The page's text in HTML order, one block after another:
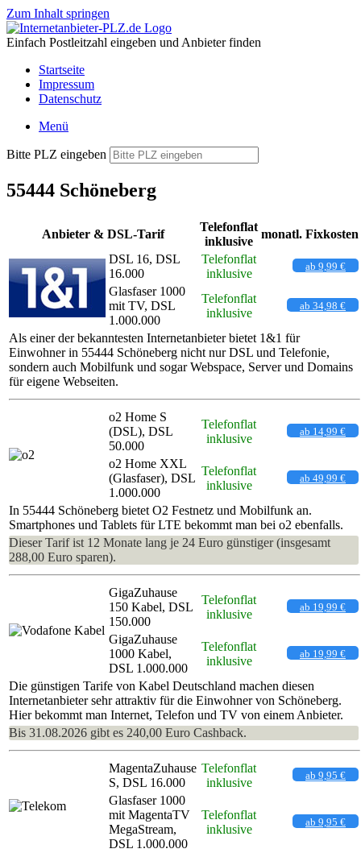
Zum Inhalt springen
Einfach Postleitzahl eingeben und Anbieter finden
Startseite
Impressum
Datenschutz
Menü
Bitte PLZ eingeben
55444 Schöneberg
Anbieter & DSL-Tarif
Telefonflat
inklusive
monatl. Fixkosten
DSL 16, DSL
16.000
Telefonflat
inklusive
ab 9,99 €
Glasfaser 1000
mit TV, DSL
1.000.000
Telefonflat
inklusive
ab 34,98 €
Als einer der bekanntesten Internetanbieter bietet 1&1 für
Einwohner in 55444 Schöneberg nicht nur DSL und Telefonie,
sondern auch Mobilfunk und sogar Webspace, Server und Domains
für eigene Webseiten.
o2 Home S
(DSL), DSL
50.000
Telefonflat
inklusive
ab 14,99 €
o2 Home XXL
(Glasfaser), DSL
1.000.000
Telefonflat
inklusive
ab 49,99 €
In 55444 Schöneberg bietet O2 Festnetz und Mobilfunk an.
Smartphones und Tablets für LTE bekommt man bei o2 ebenfalls.
Dieser Tarif ist 12 Monate lang je 24 Euro günstiger (insgesamt
288,00 Euro sparen).
GigaZuhause
150 Kabel, DSL
150.000
Telefonflat
inklusive
ab 19,99 €
GigaZuhause
1000 Kabel,
DSL 1.000.000
Telefonflat
inklusive
ab 19,99 €
Die günstigen Tarife von Kabel Deutschland machen diesen
Internetanbieter sehr attraktiv für die Einwohner von Schöneberg.
Hier bekommt man Internet, Telefon und TV von einem Anbieter.
Bis 31.08.2026 gibt es 240,00 Euro Cashback.
MagentaZuhause
S, DSL 16.000
Telefonflat
inklusive
ab 9,95 €
Glasfaser 1000
mit MagentaTV
MegaStream,
DSL 1.000.000
Telefonflat
inklusive
ab 9,95 €